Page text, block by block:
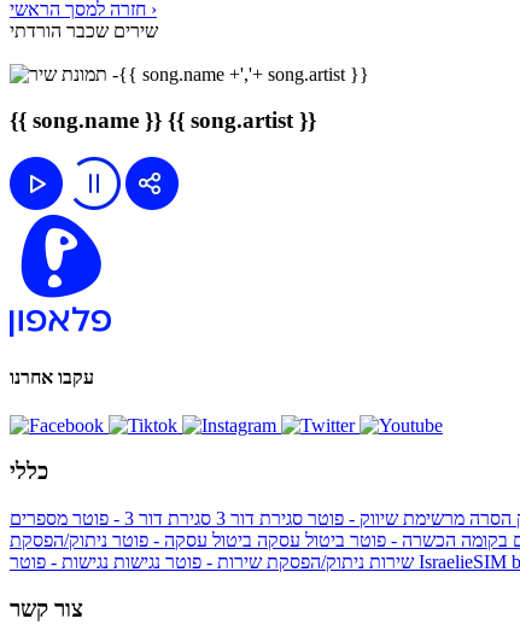
חזרה למסך הראשי ›
שירים שכבר הורדתי
{{ song.name }} {{ song.artist }}
עקבו אחרנו
כללי
הסרה מרשימת שיווק - פוטר סגירת דור 3 סגירת דור 3 - פוטר
מספרים
בקומה הכשרה - פוטר ביטול עסקה ביטול עסקה - פוטר ניתוק/הפסקת
שירות ניתוק/הפסקת שירות - פוטר נגישות IsraelieSIM
צור קשר